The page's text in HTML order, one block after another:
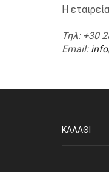
Η
Τηλ: +30
Email:
ΚΑΛΆΘΙ